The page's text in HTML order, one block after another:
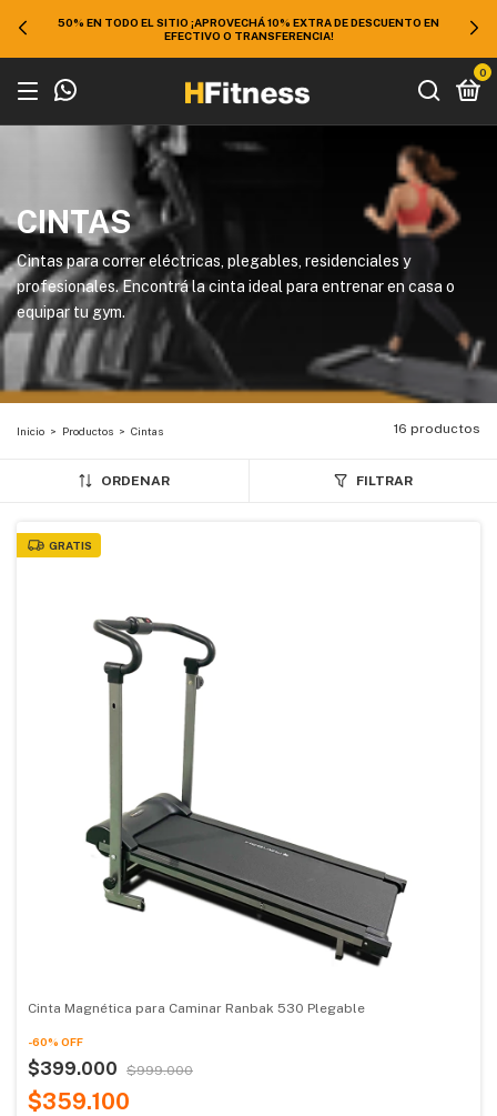
50% EN TODO EL SITIO ¡APROVECHÁ 10% EXTRA DE DESCUENTO EN
EFECTIVO O TRANSFERENCIA!
0
CINTAS
Cintas para correr eléctricas, plegables, residenciales y
profesionales. Encontrá la cinta ideal para entrenar en casa o
equipar tu gym.
Inicio > Productos > Cintas 16 productos
ORDENAR FILTRAR
GRATIS
Cinta Magnética para Caminar Ranbak 530 Plegable
-60% OFF
$399.000 $999.000
$359.100